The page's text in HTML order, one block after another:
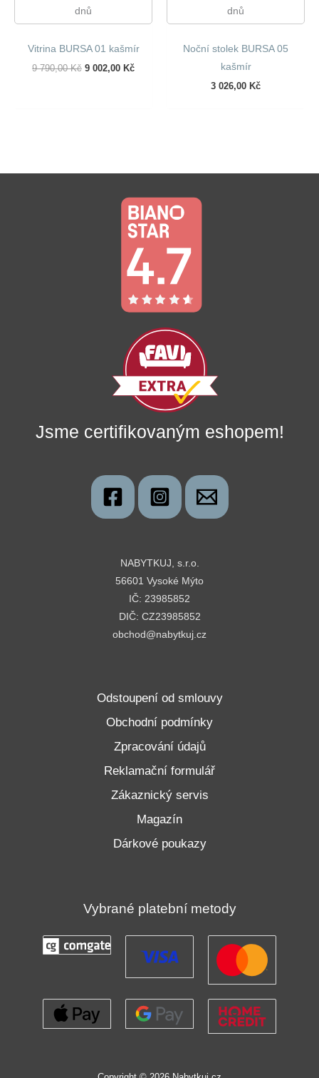
dnů
Vitrina BURSA 01 kašmír
9 790,00Kč Původní
9 002,00 KčAktuální
dnů
Noční stolek BURSA 05
kašmír
3 026,00 Kč
Jsme certifikovaným eshopem!
NABYTKUJ, s.r.o.
56601 Vysoké Mýto
IČ: 23985852
DIČ: CZ23985852
obchod@nabytkuj.cz
Odstoupení od smlouvy
Obchodní podmínky
Zpracování údajů
Reklamační formulář
Zákaznický servis
Magazín
Dárkové poukazy
Vybrané platební metody